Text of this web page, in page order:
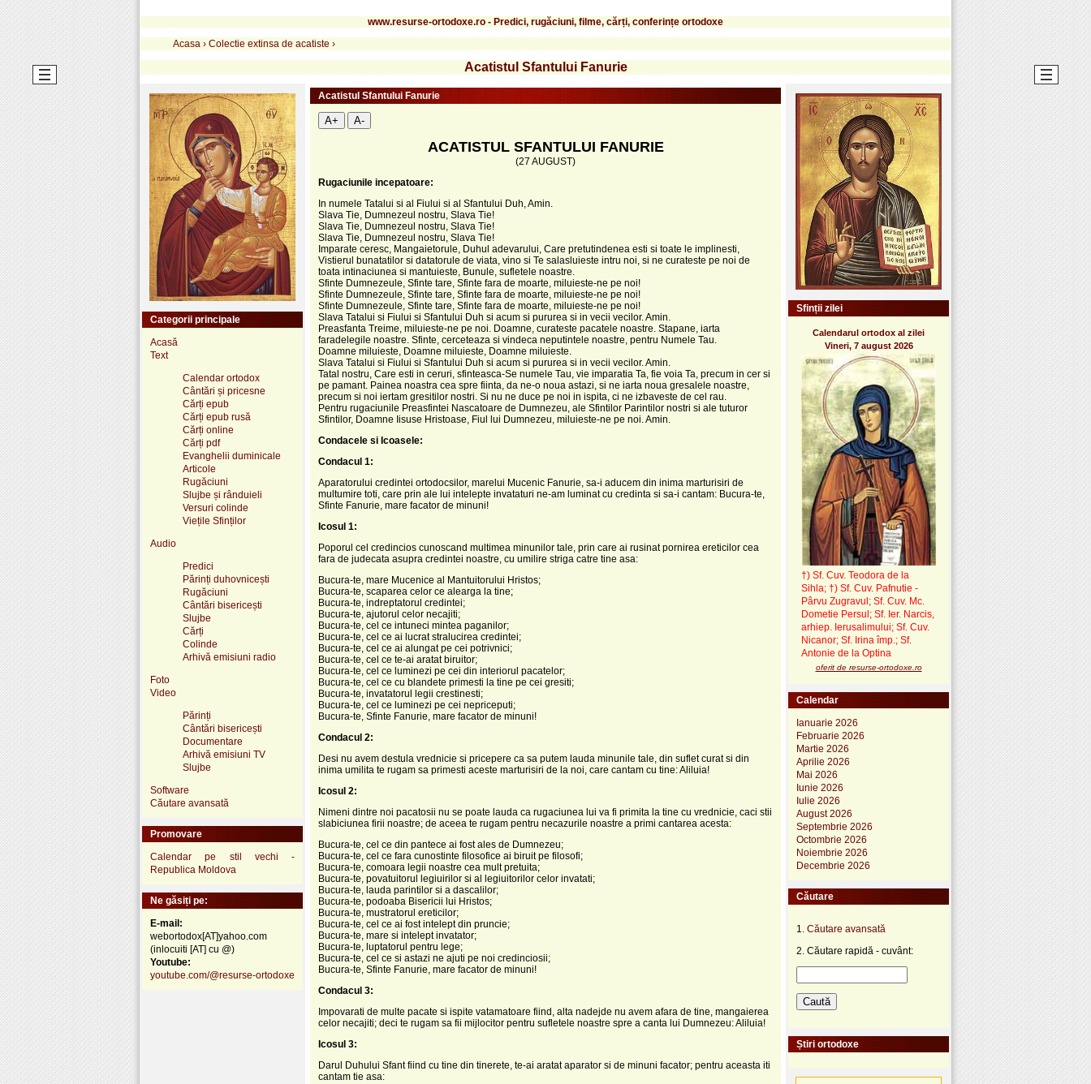
www.resurse-ortodoxe.ro - Predici, rugăciuni, filme, cărți, conferințe ortodoxe
Acasa › Colectie extinsa de acatiste ›
Acatistul Sfantului Fanurie
Acatistul Sfantului Fanurie
A+ A-
ACATISTUL SFANTULUI FANURIE
(27 AUGUST)
Rugaciunile incepatoare:
In numele Tatalui si al Fiului si al Sfantului Duh, Amin.
Slava Tie, Dumnezeul nostru, Slava Tie!
Slava Tie, Dumnezeul nostru, Slava Tie!
Slava Tie, Dumnezeul nostru, Slava Tie!
Imparate ceresc, Mangaietorule, Duhul adevarului, Care pretutindenea esti si toate le implinesti,
Vistierul bunatatilor si datatorule de viata, vino si Te salasluieste intru noi, si ne curateste pe noi de
toata intinaciunea si mantuieste, Bunule, sufletele noastre.
Sfinte Dumnezeule, Sfinte tare, Sfinte fara de moarte, miluieste-ne pe noi!
Sfinte Dumnezeule, Sfinte tare, Sfinte fara de moarte, miluieste-ne pe noi!
Sfinte Dumnezeule, Sfinte tare, Sfinte fara de moarte, miluieste-ne pe noi!
Slava Tatalui si Fiului si Sfantului Duh si acum si pururea si in vecii vecilor. Amin.
Preasfanta Treime, miluieste-ne pe noi. Doamne, curateste pacatele noastre. Stapane, iarta
faradelegile noastre. Sfinte, cerceteaza si vindeca neputintele noastre, pentru Numele Tau.
Doamne miluieste, Doamne miluieste, Doamne miluieste.
Slava Tatalui si Fiului si Sfantului Duh si acum si pururea si in vecii vecilor. Amin.
Tatal nostru, Care esti in ceruri, sfinteasca-Se numele Tau, vie imparatia Ta, fie voia Ta, precum in cer si
pe pamant. Painea noastra cea spre fiinta, da ne-o noua astazi, si ne iarta noua gresalele noastre,
precum si noi iertam gresitilor nostri. Si nu ne duce pe noi in ispita, ci ne izbaveste de cel rau.
Pentru rugaciunile Preasfintei Nascatoare de Dumnezeu, ale Sfintilor Parintilor nostri si ale tuturor
Sfintilor, Doamne Iisuse Hristoase, Fiul lui Dumnezeu, miluieste-ne pe noi. Amin.
Condacele si Icoasele:
Condacul 1:
Aparatorului credintei ortodocsilor, marelui Mucenic Fanurie, sa-i aducem din inima marturisiri de
multumire toti, care prin ale lui intelepte invataturi ne-am luminat cu credinta si sa-i cantam: Bucura-te,
Sfinte Fanurie, mare facator de minuni!
Icosul 1:
Poporul cel credincios cunoscand multimea minunilor tale, prin care ai rusinat pornirea ereticilor cea
fara de judecata asupra credintei noastre, cu umilire striga catre tine asa:
Bucura-te, mare Mucenice al Mantuitorului Hristos;
Bucura-te, scaparea celor ce alearga la tine;
Bucura-te, indreptatorul credintei;
Bucura-te, ajutorul celor necajiti;
Bucura-te, cel ce intuneci mintea paganilor;
Bucura-te, cel ce ai lucrat stralucirea credintei;
Bucura-te, cel ce ai alungat pe cei potrivnici;
Bucura-te, cel ce te-ai aratat biruitor;
Bucura-te, cel ce luminezi pe cei din interiorul pacatelor;
Bucura-te, cel ce cu blandete primesti la tine pe cei gresiti;
Bucura-te, invatatorul legii crestinesti;
Bucura-te, cel ce luminezi pe cei nepriceputi;
Bucura-te, Sfinte Fanurie, mare facator de minuni!
Condacul 2:
Desi nu avem destula vrednicie si pricepere ca sa putem lauda minunile tale, din suflet curat si din
inima umilita te rugam sa primesti aceste marturisiri de la noi, care cantam cu tine: Aliluia!
Icosul 2:
Nimeni dintre noi pacatosii nu se poate lauda ca rugaciunea lui va fi primita la tine cu vrednicie, caci stii
slabiciunea firii noastre; de aceea te rugam pentru necazurile noastre a primi cantarea acesta:
Bucura-te, cel ce din pantece ai fost ales de Dumnezeu;
Bucura-te, cel ce fara cunostinte filosofice ai biruit pe filosofi;
Bucura-te, comoara legii noastre cea mult pretuita;
Bucura-te, povatuitorul legiuirilor si al legiuitorilor celor invatati;
Bucura-te, lauda parintilor si a dascalilor;
Bucura-te, podoaba Bisericii lui Hristos;
Bucura-te, mustratorul ereticilor;
Bucura-te, cel ce ai fost intelept din pruncie;
Bucura-te, mare si intelept invatator;
Bucura-te, luptatorul pentru lege;
Bucura-te, cel ce si astazi ne ajuti pe noi credinciosii;
Bucura-te, Sfinte Fanurie, mare facator de minuni!
Condacul 3:
Impovarati de multe pacate si ispite vatamatoare fiind, alta nadejde nu avem afara de tine, mangaierea
celor necajiti; deci te rugam sa fii mijlocitor pentru sufletele noastre spre a canta lui Dumnezeu: Aliluia!
Icosul 3:
Darul Duhului Sfant fiind cu tine din tinerete, te-ai aratat aparator si de minuni facator; pentru aceasta iti
cantam tie asa:
Categorii principale
Acasă
Text
Calendar ortodox
Cântări și pricesne
Cărți epub
Cărți epub rusă
Cărți online
Cărți pdf
Evanghelii duminicale
Articole
Rugăciuni
Slujbe și rânduieli
Versuri colinde
Viețile Sfinților
Audio
Predici
Părinți duhovnicești
Rugăciuni
Cântări bisericești
Slujbe
Cărți
Colinde
Arhivă emisiuni radio
Foto
Video
Părinți
Cântări bisericești
Documentare
Arhivă emisiuni TV
Slujbe
Software
Căutare avansată
Promovare
Calendar pe stil vechi -
Republica Moldova
Ne găsiți pe:
E-mail:
webortodox[AT]yahoo.com
(inlocuiti [AT] cu @)
Youtube:
youtube.com/@resurse-ortodoxe
Sfinții zilei
Calendarul ortodox al zilei
Vineri, 7 august 2026
†) Sf. Cuv. Teodora de la
Sihla; †) Sf. Cuv. Pafnutie -
Pârvu Zugravul ; Sf. Cuv. Mc.
Dometie Persul; Sf. Ier. Narcis,
arhiep. Ierusalimului; Sf. Cuv.
Nicanor; Sf. Irina împ.; Sf.
Antonie de la Optina
oferit de resurse-ortodoxe.ro
Calendar
Ianuarie 2026
Februarie 2026
Martie 2026
Aprilie 2026
Mai 2026
Iunie 2026
Iulie 2026
August 2026
Septembrie 2026
Octombrie 2026
Noiembrie 2026
Decembrie 2026
Căutare
1. Căutare avansată
2. Căutare rapidă - cuvânt:
Știri ortodoxe